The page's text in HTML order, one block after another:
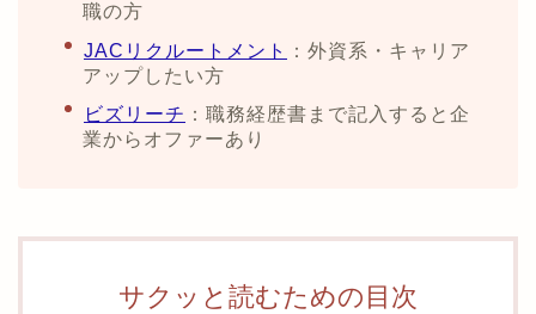
職の方
JACリクルートメント
：外資系・キャリア
アップしたい方
ビズリーチ ：職務経歴書まで記入すると企
業からオファーあり
サクッと読むための目次